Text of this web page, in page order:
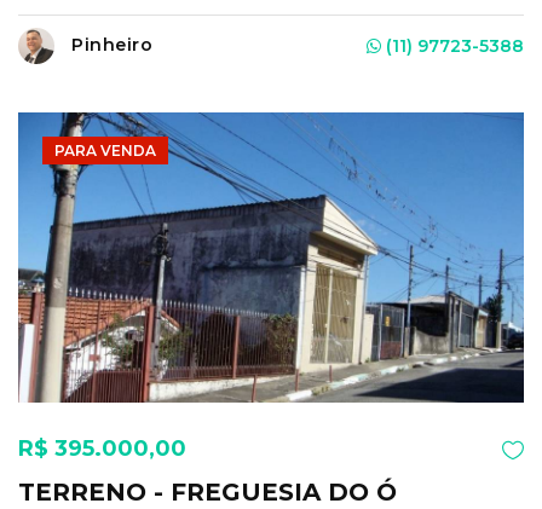
Pinheiro (11) 97723-5388
PARA VENDA
R$ 395.000,00
TERRENO - FREGUESIA DO Ó